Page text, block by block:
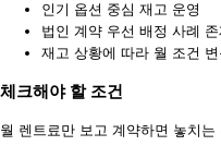
인기 옵션 중심 재고 운영
법인 계약 우선 배정 사례 존
재고 상황에 따라 월 조건 변
체크해야 할 조건
월 렌트료만 보고 계약하면 놓치는